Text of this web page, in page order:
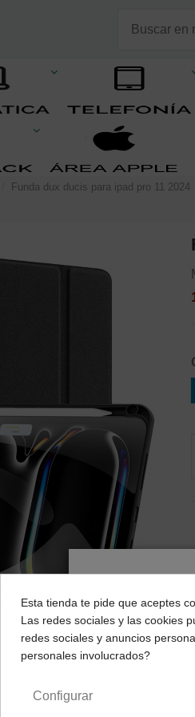
Funda dux ducis para ipad pro 11 2024
Selecciona
Esta tienda te pide que aceptes
Las redes sociales y las cookies
redes sociales y anuncios
personales involucrados?
Configurar